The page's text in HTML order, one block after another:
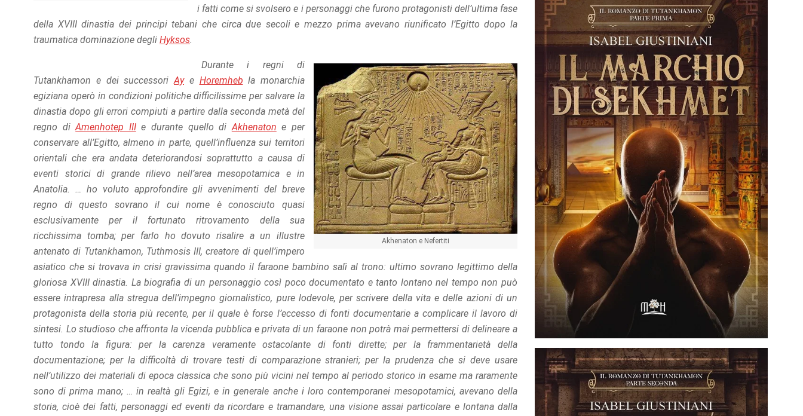
i fatti come si svolsero e i personaggi che furono protagonisti dell’ultima fase
della XVIII dinastia dei principi tebani che circa due secoli e mezzo prima avevano riunificato l’Egitto dopo la
traumatica dominazione degli Hyksos.
Akhenaton e Nefertiti
Durante i regni di
Tutankhamon e dei successoriAye Horemheb la monarchia
egiziana operò in condizioni politiche difficilissime per salvare la
dinastia dopo gli errori compiuti a partire dalla seconda metà del
regno diAmenhotep IIIe durante quello diAkhenaton e per
conservare all’Egitto, almeno in parte, quell’influenza sui territori
orientali che era andata deteriorandosi soprattutto a causa di
eventi storici di grande rilievo nell’area mesopotamica e in
Anatolia. … ho voluto approfondire gli avvenimenti del breve
regno di questo sovrano il cui nome è conosciuto quasi
esclusivamente per il fortunato ritrovamento della sua
ricchissima tomba; per farlo ho dovuto risalire a un illustre
antenato di Tutankhamon, Tuthmosis III, creatore di quell’impero
asiatico che si trovava in crisi gravissima quando il faraone bambino salì al trono: ultimo sovrano legittimo della
gloriosa XVIII dinastia. La biografia di un personaggio così poco documentato e tanto lontano nel tempo non può
essere intrapresa alla stregua dell’impegno giornalistico, pure lodevole, per scrivere della vita e delle azioni di un
protagonista della storia più recente, per il quale è forse l’eccesso di fonti documentarie a complicare il lavoro di
sintesi. Lo studioso che affronta la vicenda pubblica e privata di un faraone non potrà mai permettersi di delineare a
tutto tondo la figura: per la carenza veramente ostacolante di fonti dirette; per la frammentarietà della
documentazione; per la difficoltà di trovare testi di comparazione stranieri; per la prudenza che si deve usare
nell’utilizzo dei materiali di epoca classica che sono più vicini nel tempo al periodo storico in esame ma raramente
sono di prima mano; … in realtà gli Egizi, e in generale anche i loro contemporanei mesopotamici, avevano della
storia, cioè dei fatti, personaggi ed eventi da ricordare e tramandare, una visione assai particolare e lontana dalla
behavior as
you visit our
seeing
personalized
content and
offers.